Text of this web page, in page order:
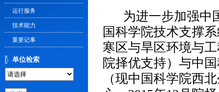
运行服务
技术能力
重要记事
单位检索
为进一步加强中
国科学院技术支撑
寒区与旱区环境与
院择优支持）与中
（现中国科学院西